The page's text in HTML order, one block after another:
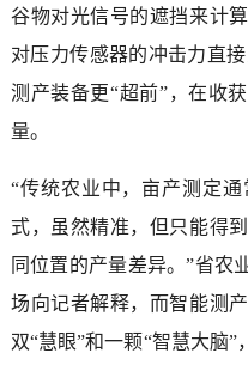
谷物对光信号的遮挡来计
对压力传感器的冲击力直
测产装备更“超前”，在收
量。
“传统农业中，亩产测定
式，虽然精准，但只能得
同位置的产量差异。”省农
场向记者解释，而智能测
双“慧眼”和一颗“智慧大脑